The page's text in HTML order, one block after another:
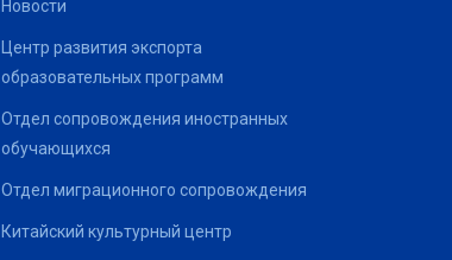
Новости
Центр развития экспорта
образовательных программ
Отдел сопровождения иностранных
обучающихся
Отдел миграционного сопровождения
Китайский культурный центр